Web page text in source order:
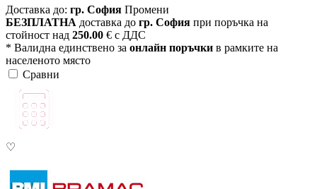
Доставка до: гр. София Промени
БЕЗПЛАТНА доставка до гр. София при поръчка на
стойност над 250.00 € с ДДС
* Валидна единствено за онлайн поръчки в рамките на
населеното място
Сравни
♡